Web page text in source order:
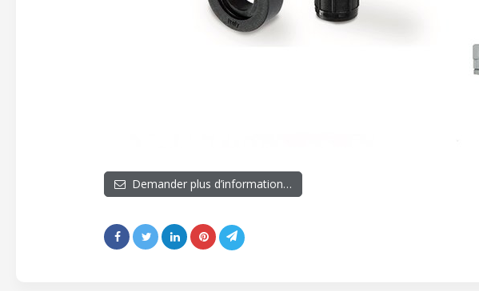
Demander plus d’information…